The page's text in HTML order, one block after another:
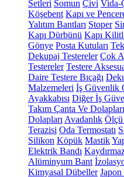
Setleri Somun Çivi Vida-
Köşebent Kapı ve
Yalıtım Bantları Stoper
Kapı Dürbünü Kapı
Gönye Posta Kutuları
Dekupaj Testereler Çok
Testereler Testere
Daire Testere Bıçağı
Malzemeleri İş Güvenlik
Ayakkabısı Diğer İş
Takım Çanta Ve Dolapları
Dolapları Avadanlık
Terazisi Oda Termostatı
Silikon Köpük Mastik
Elektrik Bandı
Alüminyum Bant
Kimyasal Dübeller Japon